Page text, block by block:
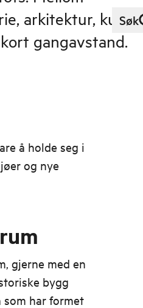
Søk
arkitektur, kultur
gangavstand.
å holde seg i
og nye
gjerne med en
bygg
har formet